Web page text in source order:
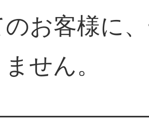
お客様に
せん。